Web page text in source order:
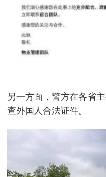
另一方面，警方在各省
查外国人合法证件。